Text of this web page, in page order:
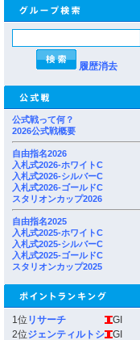
履歴消去
公式戦って何？
2026公式戦概要
自由指名2026
入札式2026-ホワイトC
入札式2026-シルバーC
入札式2026-ゴールドC
スタリオンカップ2026
自由指名2025
入札式2025-ホワイトC
入札式2025-シルバーC
入札式2025-ゴールドC
スタリオンカップ2025
1位 リサーチ
GI
2位ジェンティルトシ
GI